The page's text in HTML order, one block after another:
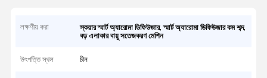
লক্ষণীয় করা স্কয়ার স্মার্ট অ্যারোমা ডিফিউজার,স্মার্ট অ্যারোমা ডিফিউজার কম শব্দ,
বড় এলাকার বায়ু সতেজকরণ মেশিন
উৎপত্তি স্থল চীন